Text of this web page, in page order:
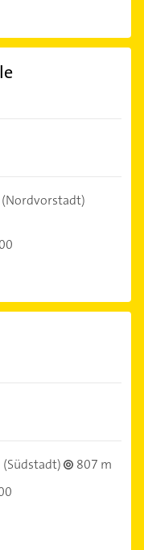
(Nordvorstadt)
(Südstadt)
807 m